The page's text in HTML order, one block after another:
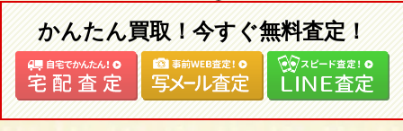
かんたん買取！今すぐ無料査定！